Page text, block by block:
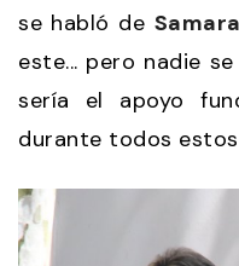
se habló de Samara
este... pero nadie
sería el apoyo
durante todos